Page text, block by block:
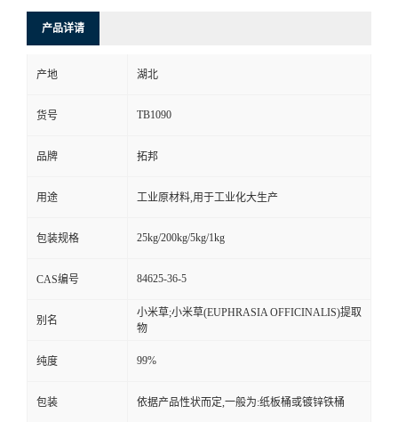
产品详请
产地 湖北
货号 TB1090
品牌 拓邦
用途 工业原材料,用于工业化大生产
包装规格 25kg/200kg/5kg/1kg
CAS编号 84625-36-5
别名
小米草;小米草(EUPHRASIA OFFICINALIS)提取
物
纯度 99%
包装 依据产品性状而定,一般为:纸板桶或镀锌铁桶